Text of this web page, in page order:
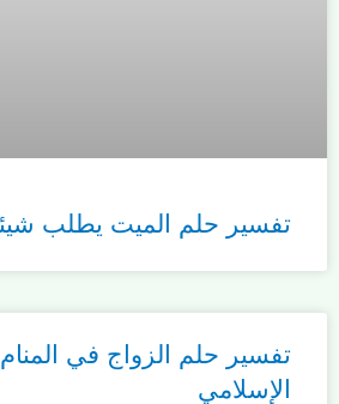
تفسير حلم الميت يطلب
تفسير حلم الزواج في
الإسلامي